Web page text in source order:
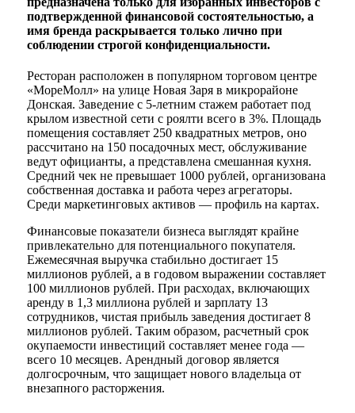
подтвержденной финансовой состоятельностью, а
имя бренда раскрывается только лично при
соблюдении строгой конфиденциальности.
Ресторан расположен в популярном торговом центре
«МореМолл» на улице Новая Заря в микрорайоне
Донская. Заведение с 5-летним стажем работает под
крылом известной сети с роялти всего в 3%. Площадь
помещения составляет 250 квадратных метров, оно
рассчитано на 150 посадочных мест, обслуживание
ведут официанты, а представлена смешанная кухня.
Средний чек не превышает 1000 рублей, организована
собственная доставка и работа через агрегаторы.
Среди маркетинговых активов — профиль на картах.
Финансовые показатели бизнеса выглядят крайне
привлекательно для потенциального покупателя.
Ежемесячная выручка стабильно достигает 15
миллионов рублей, а в годовом выражении составляет
100 миллионов рублей. При расходах, включающих
аренду в 1,3 миллиона рублей и зарплату 13
сотрудников, чистая прибыль заведения достигает 8
миллионов рублей. Таким образом, расчетный срок
окупаемости инвестиций составляет менее года —
всего 10 месяцев. Арендный договор является
долгосрочным, что защищает нового владельца от
внезапного расторжения.